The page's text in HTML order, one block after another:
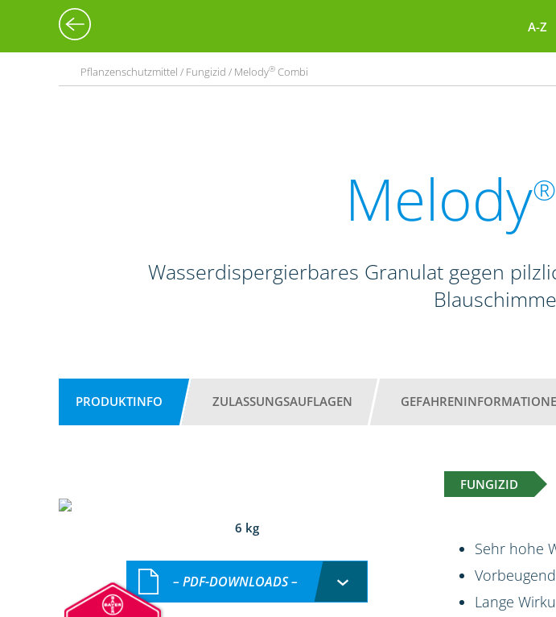
A-Z
Pflanzenschutzmittel / Fungizid / Melody® Combi
Melody®
Wasserdispergierbares Granulat gegen
PRODUKTINFO ZULASSUNGSAUFLAGEN
FUNGIZID
6 kg
– PDF-DOWNLOADS –
Sehr hohe
Lange